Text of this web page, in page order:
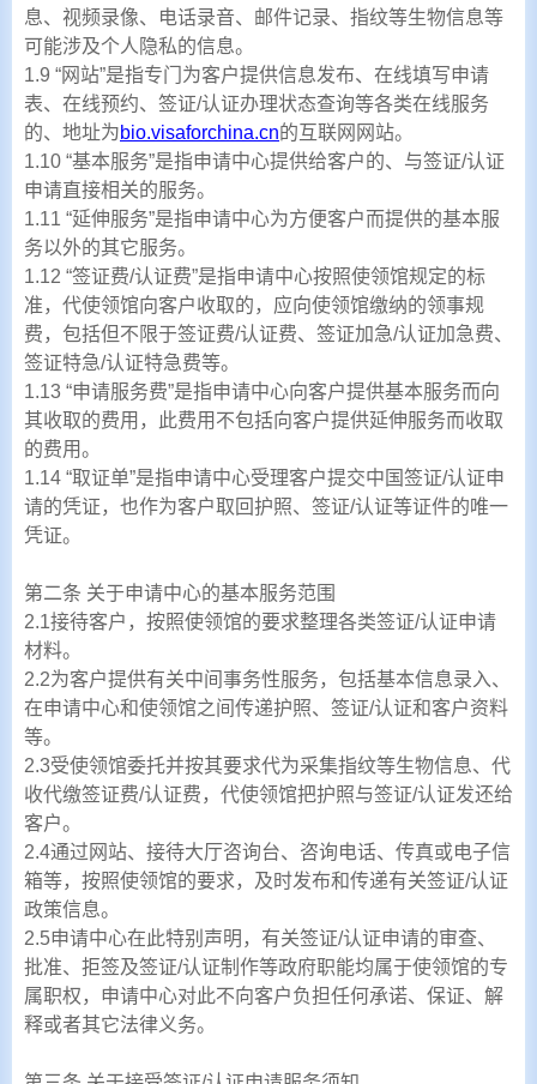
息、视频录像、电话录音、邮件记录、指纹等生物信息等
可能涉及个人隐私的信息。
1.9 “网站”是指专门为客户提供信息发布、在线填写申请
表、在线预约、签证/认证办理状态查询等各类在线服务
的、地址为bio.visaforchina.cn的互联网网站。
1.10 “基本服务”是指申请中心提供给客户的、与签证/认证
申请直接相关的服务。
1.11 “延伸服务”是指申请中心为方便客户而提供的基本服
务以外的其它服务。
1.12 “签证费/认证费”是指申请中心按照使领馆规定的标
准，代使领馆向客户收取的，应向使领馆缴纳的领事规
费，包括但不限于签证费/认证费、签证加急/认证加急费、
签证特急/认证特急费等。
1.13 “申请服务费”是指申请中心向客户提供基本服务而向
其收取的费用，此费用不包括向客户提供延伸服务而收取
的费用。
1.14 “取证单”是指申请中心受理客户提交中国签证/认证申
请的凭证，也作为客户取回护照、签证/认证等证件的唯一
凭证。
第二条 关于申请中心的基本服务范围
2.1接待客户，按照使领馆的要求整理各类签证/认证申请
材料。
2.2为客户提供有关中间事务性服务，包括基本信息录入、
在申请中心和使领馆之间传递护照、签证/认证和客户资料
等。
2.3受使领馆委托并按其要求代为采集指纹等生物信息、代
收代缴签证费/认证费，代使领馆把护照与签证/认证发还给
客户。
2.4通过网站、接待大厅咨询台、咨询电话、传真或电子信
箱等，按照使领馆的要求，及时发布和传递有关签证/认证
政策信息。
2.5申请中心在此特别声明，有关签证/认证申请的审查、
批准、拒签及签证/认证制作等政府职能均属于使领馆的专
属职权，申请中心对此不向客户负担任何承诺、保证、解
释或者其它法律义务。